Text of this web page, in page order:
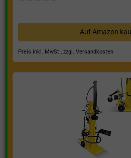
Auf Amazon
Preis inkl. MwSt., zzgl. Versandkosten